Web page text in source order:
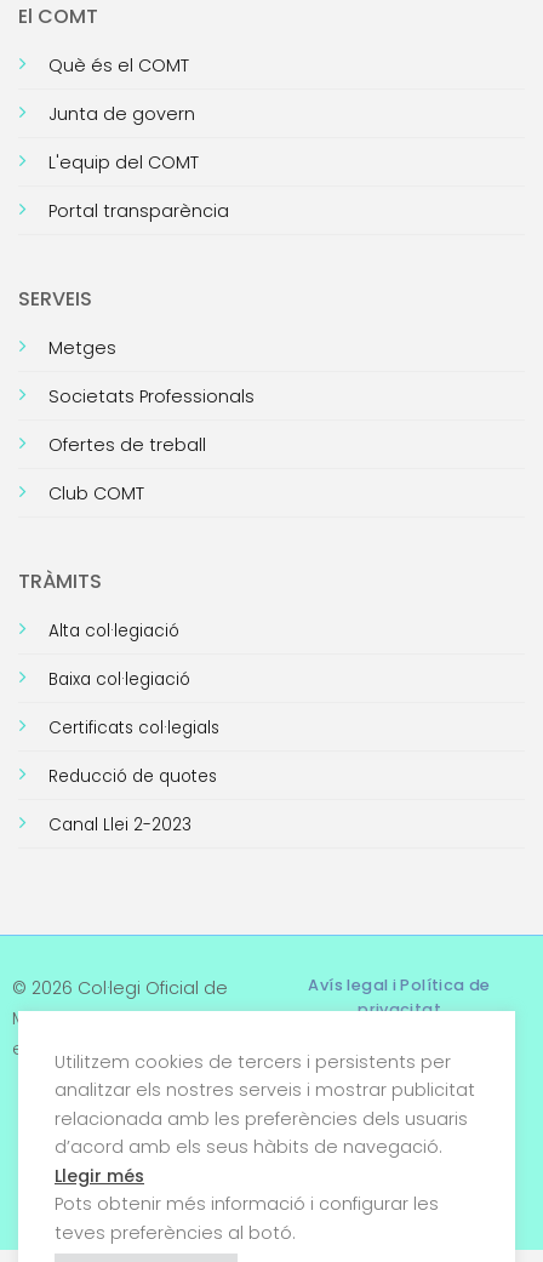
El COMT
Què és el COMT
Junta de govern
L'equip del COMT
Portal transparència
SERVEIS
Metges
Societats Professionals
Ofertes de treball
Club COMT
TRÀMITS
Alta col·legiació
Baixa col·legiació
Certificats col·legials
Reducció de quotes
Canal Llei 2-2023
© 2026 Col·legi Oficial de
Metges de Tarragona. Tots
els drets reservats
Avís legal i Política de
privacitat
Termes i condicions
Política de cookies
Utilitzem cookies de tercers i persistents per
analitzar els nostres serveis i mostrar publicitat
relacionada amb les preferències dels usuaris
d’acord amb els seus hàbits de navegació.
Llegir més
Pots obtenir més informació i configurar les
teves preferències al botó.